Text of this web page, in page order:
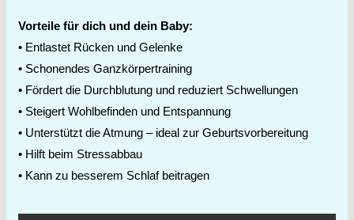
Vorteile für dich und dein Baby:
• Entlastet Rücken und Gelenke
• Schonendes Ganzkörpertraining
• Fördert die Durchblutung und reduziert Schwellungen
• Steigert Wohlbefinden und Entspannung
• Unterstützt die Atmung – ideal zur Geburtsvorbereitung
• Hilft beim Stressabbau
• Kann zu besserem Schlaf beitragen